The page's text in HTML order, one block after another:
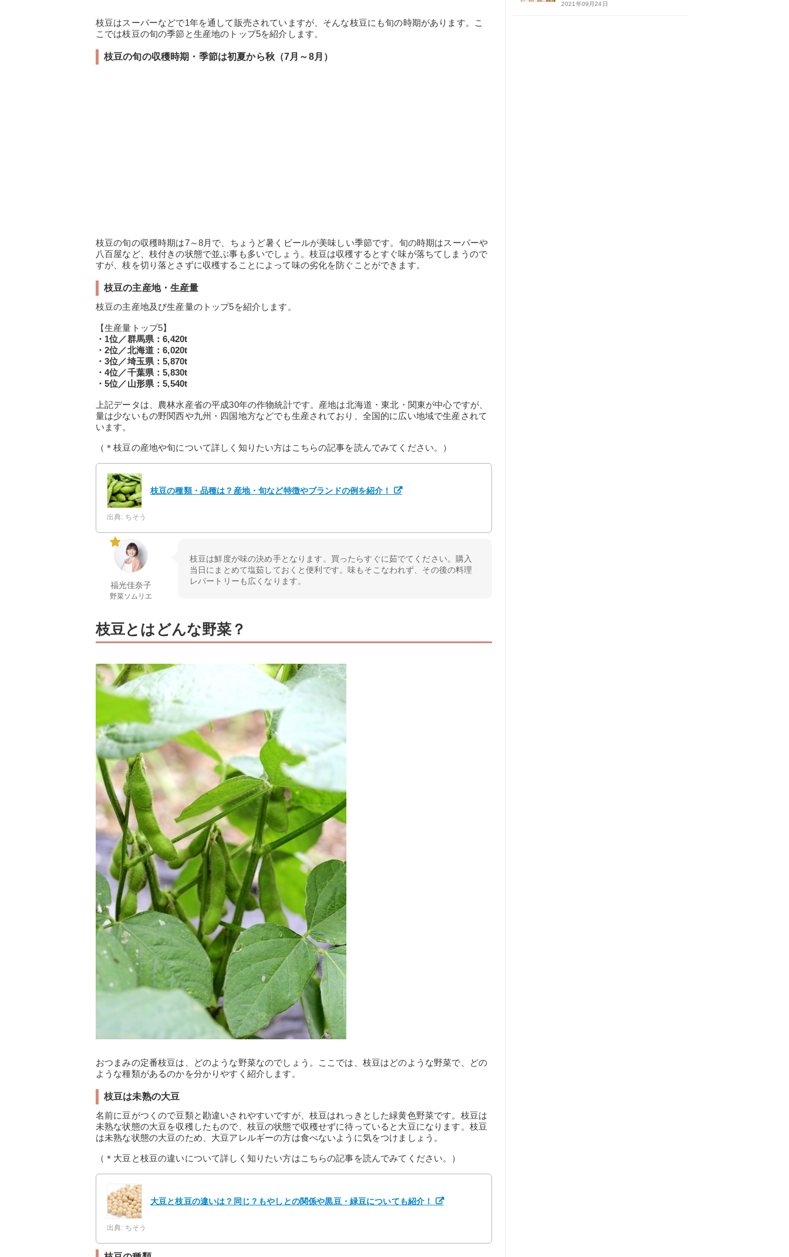
枝豆はスーパーなどで1年を通して販売されていますが、そんな枝豆にも旬の時期があります。こ
こでは枝豆の旬の季節と生産地のトップ5を紹介します。
枝豆の旬の収穫時期・季節は初夏から秋（7月～8月）
枝豆の旬の収穫時期は7～8月で、ちょうど暑くビールが美味しい季節です。旬の時期はスーパーや
八百屋など、枝付きの状態で並ぶ事も多いでしょう。枝豆は収穫するとすぐ味が落ちてしまうので
すが、枝を切り落とさずに収穫することによって味の劣化を防ぐことができます。
枝豆の主産地・生産量
枝豆の主産地及び生産量のトップ5を紹介します。
【生産量トップ5】
・1位／群馬県：6,420t
・2位／北海道：6,020t
・3位／埼玉県：5,870t
・4位／千葉県：5,830t
・5位／山形県：5,540t
上記データは、農林水産省の平成30年の作物統計です。産地は北海道・東北・関東が中心ですが、
量は少ないもの野関西や九州・四国地方などでも生産されており、全国的に広い地域で生産されて
います。
（＊枝豆の産地や旬について詳しく知りたい方はこちらの記事を読んでみてください。）
枝豆の種類・品種は？産地・旬など特徴やブランドの例を紹介！
出典: ちそう
福光佳奈子
野菜ソムリエ
枝豆は鮮度が味の決め手となります。買ったらすぐに茹でてください。購入
当日にまとめて塩茹しておくと便利です。味もそこなわれず、その後の料理
レパートリーも広くなります。
枝豆とはどんな野菜？
おつまみの定番枝豆は、どのような野菜なのでしょう。ここでは、枝豆はどのような野菜で、どの
ような種類があるのかを分かりやすく紹介します。
枝豆は未熟の大豆
名前に豆がつくので豆類と勘違いされやすいですが、枝豆はれっきとした緑黄色野菜です。枝豆は
未熟な状態の大豆を収穫したもので、枝豆の状態で収穫せずに待っていると大豆になります。枝豆
は未熟な状態の大豆のため、大豆アレルギーの方は食べないように気をつけましょう。
（＊大豆と枝豆の違いについて詳しく知りたい方はこちらの記事を読んでみてください。）
大豆と枝豆の違いは？同じ？もやしとの関係や黒豆・緑豆についても紹介！
出典: ちそう
2021年09月24日